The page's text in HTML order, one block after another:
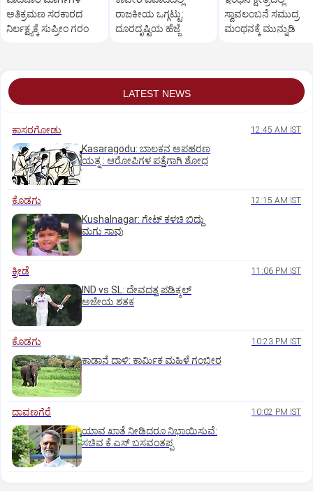
ಅತಿಕ್ರಮಣ ಸರಕಾರದ
ನಿರ್ಲಕ್ಷ್ಯಕ್ಕೆ ಸುಪ್ರೀಂ ಗರಂ
ರಾಜಕೀಯ ಒಗ್ಗಟ್ಟು:
ದೂರದೃಷ್ಟಿಯ ಹೆಜ್ಜೆ
ಸ್ವಾವಲಂಬನೆ ಸಮುದ್ರ
ಮಂಥನಕ್ಕೆ ಮುನ್ನುಡಿ
LATEST NEWS
ಕಾಸರಗೋಡು 12:45 AM IST
Kasaragodu: ಬಾಲಕನ ಅಪಹರಣ
ಯತ್ನ : ಆರೋಪಿಗಳ ಪತ್ತೆಗಾಗಿ ಶೋಧ
ಕೊಡಗು 12:15 AM IST
Kushalnagar: ಗೇಟ್ ಕಳಚಿ ಬಿದ್ದು
ಮಗು ಸಾವು
ಕ್ರೀಡೆ 11:06 PM IST
IND vs SL: ದೇವದತ್ತ ಪಡಿಕ್ಕಲ್‌
ಅಜೇಯ ಶತಕ
ಕೊಡಗು 10:23 PM IST
ಕಾಡಾನೆ ದಾಳಿ: ಕಾರ್ಮಿಕ ಮಹಿಳೆ ಗಂಭೀರ
ದಾವಣಗೆರೆ 10:02 PM IST
ಯಾವ ಖಾತೆ ನೀಡಿದರೂ ನಿಭಾಯಿಸುವೆ:
ಸಚಿವ ಕೆ.ಎಸ್.ಬಸವಂತಪ್ಪ